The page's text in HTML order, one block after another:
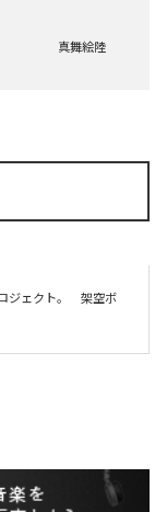
真舞絵陸
ジェクト。　架空ボ